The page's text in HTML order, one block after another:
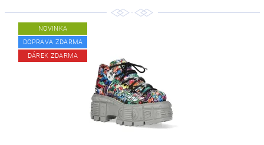
NOVINKA
DOPRAVA ZDARMA
DÁREK ZDARMA